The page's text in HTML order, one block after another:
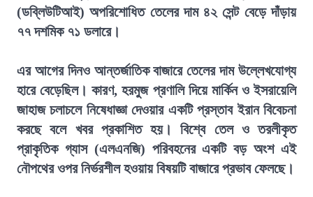
(ডব্লিউটিআই) অপরিশোধিত তেলের দাম ৪২ সেন্ট বেড়ে দাঁড়ায়
৭৭ দশমিক ৭১ ডলারে।
এর আগের দিনও আন্তর্জাতিক বাজারে তেলের দাম উল্লেখযোগ্য
হারে বেড়েছিল। কারণ, হরমুজ প্রণালি দিয়ে মার্কিন ও ইসরায়েলি
জাহাজ চলাচলে নিষেধাজ্ঞা দেওয়ার একটি প্রস্তাব ইরান বিবেচনা
করছে বলে খবর প্রকাশিত হয়। বিশ্বে তেল ও তরলীকৃত
প্রাকৃতিক গ্যাস (এলএনজি) পরিবহনের একটি বড় অংশ এই
নৌপথের ওপর নির্ভরশীল হওয়ায় বিষয়টি বাজারে প্রভাব ফেলছে।